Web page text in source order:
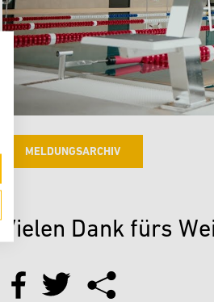
MELDUNGSARCHIV
Vielen Dank fürs